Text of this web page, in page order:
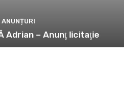
ANUNȚURI
Adrian – Anunţ licitaţie